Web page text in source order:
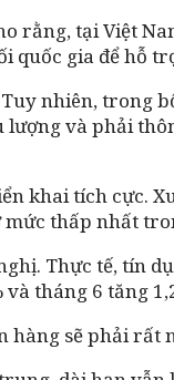
rằng, tại Việt
quốc gia để hỗ
nhiên, trong
và phải
khai tích cực.
mức thấp nhất
Thực tế, tín
tháng 6 tăng
hàng sẽ phải rất